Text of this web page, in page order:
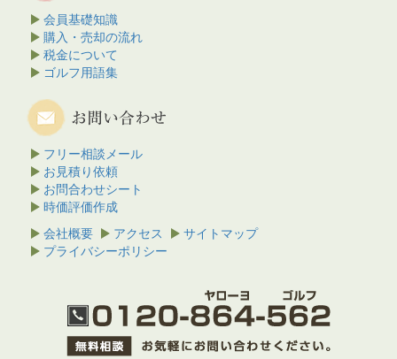
会員基礎知識
購入・売却の流れ
税金について
ゴルフ用語集
フリー相談メール
お見積り依頼
お問合わせシート
時価評価作成
会社概要
アクセス
サイトマップ
プライバシーポリシー